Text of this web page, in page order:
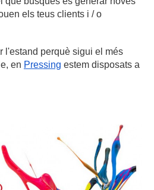
els teus clients i / o
l'estand perquè sigui el més
en Pressing estem disposats a